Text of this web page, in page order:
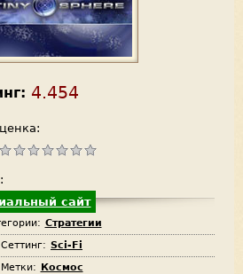
4.454
сайт
Стратегии
Сеттинг: Sci-Fi
Метки: Космос